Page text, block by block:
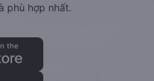
phù hợp nhất.